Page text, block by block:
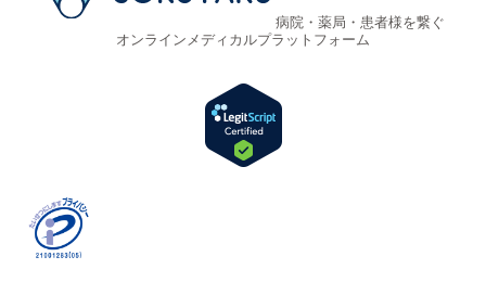
病院・薬局・患者様を繋ぐ
オンラインメディカルプラットフォーム